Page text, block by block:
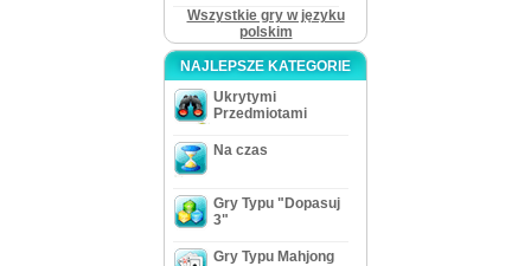
Wszystkie gry w języku
polskim
NAJLEPSZE KATEGORIE
Ukrytymi
Przedmiotami
Na czas
Gry Typu "Dopasuj
3"
Gry Typu Mahjong